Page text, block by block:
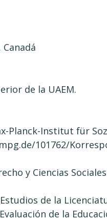
de la UAEM.
Planck-Institut für
101762/
y Ciencias
de la
de la